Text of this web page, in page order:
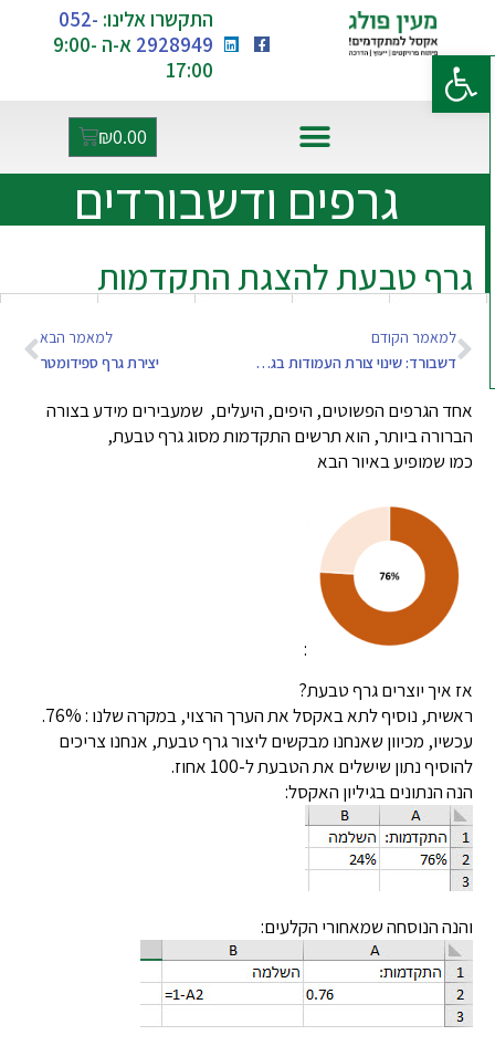
פתח סרגל נגישות
התקשרו אלינו: 052-
2928949
א-ה 9:00-
17:00
₪0.00
גרף טבעת להצגת התקדמות
גרפים ודשבורדים
למאמר הקודם
דשבורד: שינוי צורת העמודות בגרף – מתקדם
למאמר הבא
יצירת גרף ספידומטר
אחד הגרפים הפשוטים, היפים, היעלים, שמעבירים מידע בצורה
הברורה ביותר, הוא תרשים התקדמות מסוג גרף טבעת,
כמו שמופיע באיור הבא
אז איך יוצרים גרף טבעת?
ראשית, נוסיף לתא באקסל את הערך הרצוי, במקרה שלנו : 76%.
עכשיו, מכיוון שאנחנו מבקשים ליצור גרף טבעת, אנחנו צריכים
להוסיף נתון שישלים את הטבעת ל-100 אחוז.
הנה הנתונים בגיליון האקסל:
והנה הנוסחה שמאחורי הקלעים: